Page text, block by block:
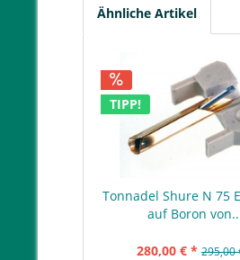
Ähnliche Artikel
TIPP!
Tonnadel Shure N 75
auf Boron
280,00 € * 295,00